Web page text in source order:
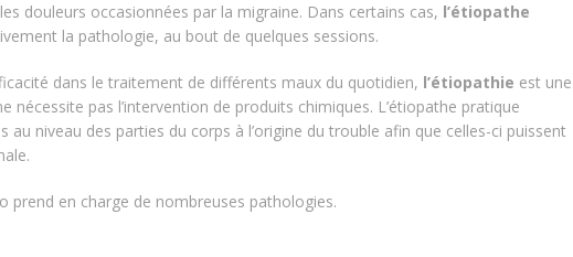
douleurs occasionnées par la migraine. Dans certains cas, l’étiopathe
la pathologie, au bout de quelques sessions.
dans le traitement de différents maux du quotidien, l’étiopathie est une
nécessite pas l’intervention de produits chimiques. L’étiopathe pratique
au niveau des parties du corps à l’origine du trouble afin que celles-ci puissent
prend en charge de nombreuses pathologies.